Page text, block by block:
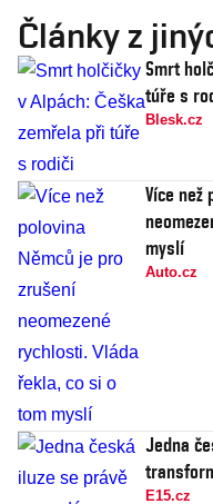
Články z
Smrt
túře s
Blesk.cz
Více než
myslí
Auto.cz
Jedna
E15.cz